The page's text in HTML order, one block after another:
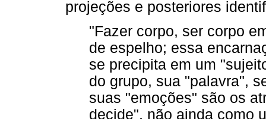
projeções e posteriores
"Fazer corpo, ser corpo
de espelho; essa
se precipita em um
do grupo, sua "palavra",
suas "emoções" são os
decide", não ainda como